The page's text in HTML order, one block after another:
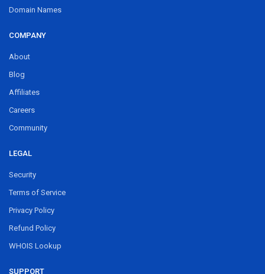
Domain Names
COMPANY
About
Blog
Affiliates
Careers
Community
LEGAL
Security
Terms of Service
Privacy Policy
Refund Policy
WHOIS Lookup
SUPPORT